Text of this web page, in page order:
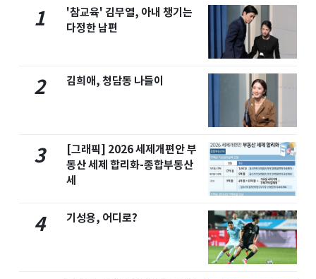
1
'참교육' 김무열, 아내 챙기는
다정한 남편
2 김희애, 청담동 나들이
3
[그래픽] 2026 세제개편안 부
동산 세제 합리화-종합부동산
세
4 기성용, 어디로?